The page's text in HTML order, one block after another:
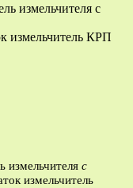
измельчителя с
измельчитель КРП
измельчителя с
измельчитель